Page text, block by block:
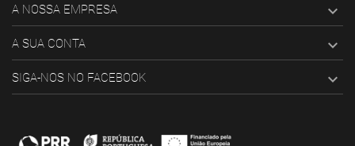
A NOSSA EMPRESA 
A SUA CONTA 
SIGA-NOS NO FACEBOOK 